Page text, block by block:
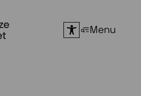
Menu